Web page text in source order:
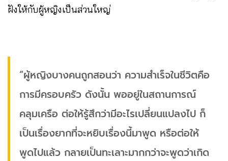
ฝังให้กับผู้หญิงเป็นส่วนใหญ่
“ผู้หญิงบางคนถูกสอนว่า ความสำเร็จในชีวิตคือ
การมีครอบครัว ดังนั้น พออยู่ในสถานการณ์
คลุมเครือ ต่อให้รู้สึกว่ามีอะไรเปลี่ยนแปลงไป ก็
เป็นเรื่องยากที่จะหยิบเรื่องนี้มาพูด หรือต่อให้
พูดไปแล้ว กลายเป็นทะเลาะมากกว่าจะพูดว่าเกิด